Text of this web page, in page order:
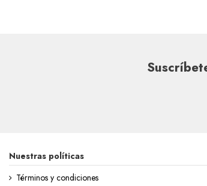
Nuestras políticas
Términos y condiciones